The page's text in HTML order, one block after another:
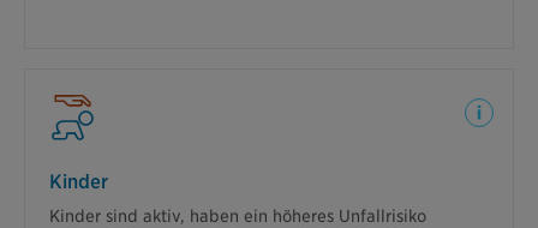
Kinder
Kinder sind aktiv, haben ein höheres Unfallrisikoüberfährt es.